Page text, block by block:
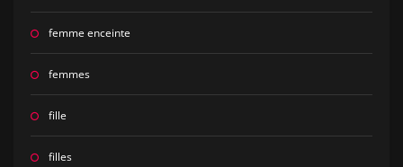
femme enceinte
femmes
fille
filles